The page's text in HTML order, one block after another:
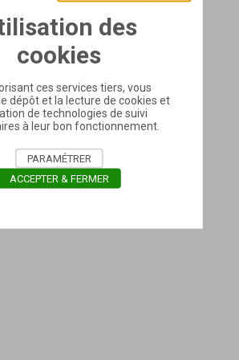
des
cookies
ces services tiers, vous
dépôt et la lecture de cookies et
de technologies de suivi
à leur bon fonctionnement.
PARAMÉTRER
ACCEPTER & FERMER